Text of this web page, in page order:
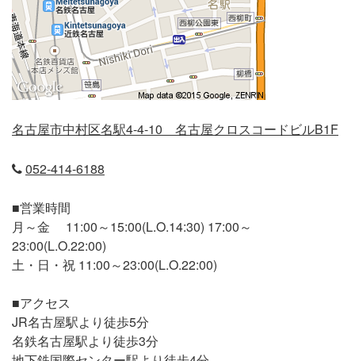
名古屋市中村区名駅4-4-10 名古屋クロスコードビルB1F
052-414-6188
■営業時間
月～金 11:00～15:00(L.O.14:30) 17:00～
23:00(L.O.22:00)
土・日・祝 11:00～23:00(L.O.22:00)
■アクセス
JR名古屋駅より徒歩5分
名鉄名古屋駅より徒歩3分